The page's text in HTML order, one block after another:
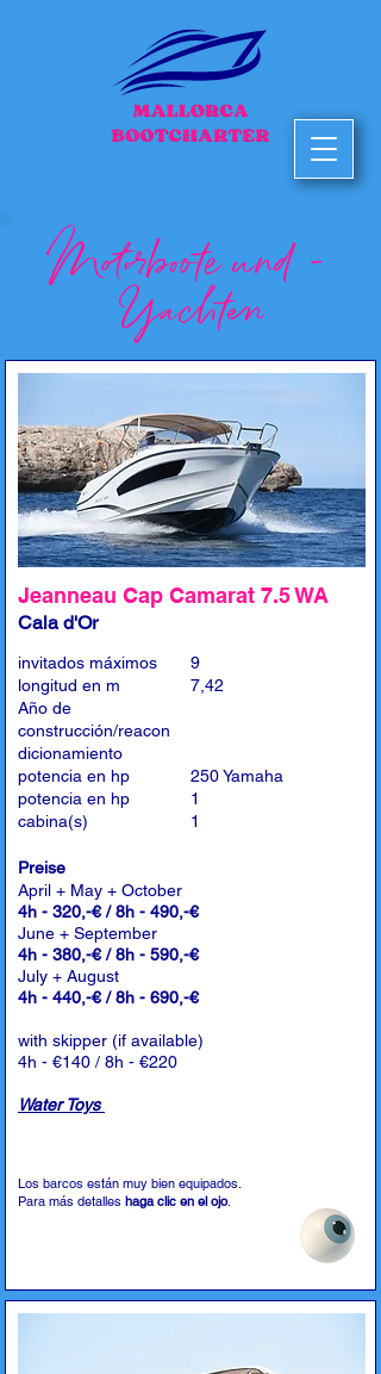
Motorboote und -
Yachten
Jeanneau Cap Camarat 7.5 WA
Cala d'Or
invitados máximos
longitud en m
Año de
construcción/reacon
dicionamiento
potencia en hp
potencia en hp
cabina(s)
9
7,42
250 Yamaha
1
1
Preise
April + May + October
4h - 320,-€ / 8h - 490,-€
June + September
4h - 380,-€ / 8h - 590,-€
July + August
4h - 440,-€ / 8h - 690,-€
with skipper (if available)
4h - €140 / 8h - €220
Water Toys
Los barcos están muy bien equipados.
Para más detalles haga clic en el ojo.